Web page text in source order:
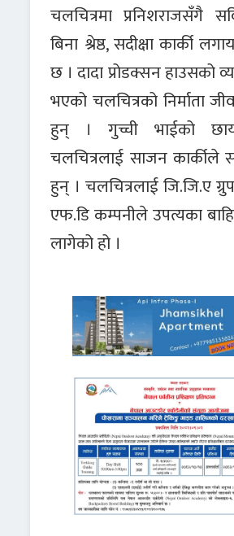
चलचित्रमा प्रनिशराजसँगै
बिना श्रेष्ठ, सदीक्षा कार्की
छ । दादा प्रोडक्सन हाउसको
भएको चलचित्रको निर्माता
हुन् । गुच्ची भाईको
चलचित्रलाई साजन कार्कीले
हुन् । चलचित्रलाई जि.जि.ए
एफ.डि कम्पनीले उपत्यका
लागेको हो ।